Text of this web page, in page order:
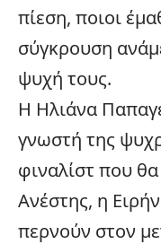
πίεση, ποιοι
σύγκρουση
ψυχή τους.
Η Ηλιάνα
γνωστή της
φιναλίστ που
Ανέστης, η
περνούν στον